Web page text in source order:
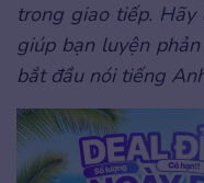
trong giao tiếp. Hãy
giúp bạn luyện
bắt đầu nói tiếng